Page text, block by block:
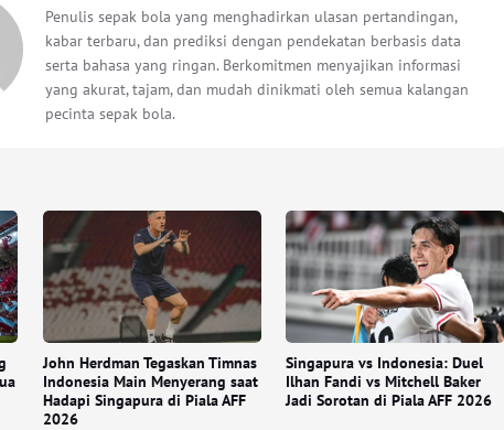
Penulis sepak bola yang menghadirkan ulasan pertandingan,
kabar terbaru, dan prediksi dengan pendekatan berbasis data
serta bahasa yang ringan. Berkomitmen menyajikan informasi
yang akurat, tajam, dan mudah dinikmati oleh semua kalangan
pecinta sepak bola.
John Herdman Tegaskan Timnas
Indonesia Main Menyerang saat
Hadapi Singapura di Piala AFF
2026
Singapura vs Indonesia: Duel
Ilhan Fandi vs Mitchell Baker
Jadi Sorotan di Piala AFF 2026